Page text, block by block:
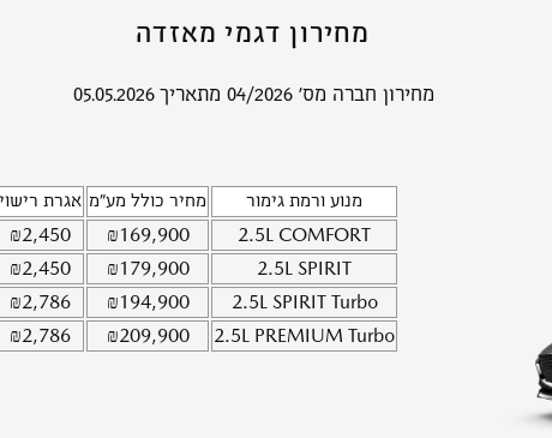
מחירון דגמי מאזדה
מחירון חברה מס' 04/2026 מתאריך 05.05.2026
מנוע ורמת גימור מחיר כולל מע"מ אגרת רישוי
2.5L COMFORT
₪169,900
₪2,450
2.5L SPIRIT
₪179,900
₪2,450
2.5L SPIRIT Turbo
₪194,900
₪2,786
2.5L PREMIUM Turbo
₪209,900
₪2,786